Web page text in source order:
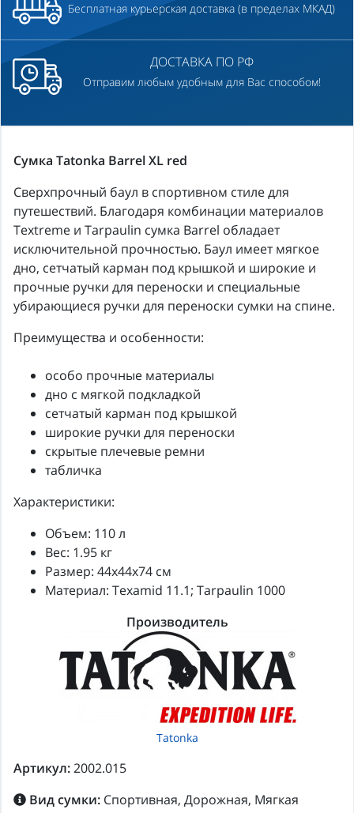
Бесплатная курьерская доставка (в пределах МКАД)
ДОСТАВКА ПО РФ
Отправим любым удобным для Вас способом!
Сумка Tatonka Barrel XL red
Сверхпрочный баул в спортивном стиле для
путешествий. Благодаря комбинации материалов
Textreme и Tarpaulin сумка Barrel обладает
исключительной прочностью. Баул имеет мягкое
дно, сетчатый карман под крышкой и широкие и
прочные ручки для переноски и специальные
убирающиеся ручки для переноски сумки на спине.
Преимущества и особенности:
особо прочные материалы
дно с мягкой подкладкой
сетчатый карман под крышкой
широкие ручки для переноски
скрытые плечевые ремни
табличка
Характеристики:
Объем: 110 л
Вес: 1.95 кг
Размер: 44х44х74 см
Материал: Texamid 11.1; Tarpaulin 1000
Производитель
Tatonka
Артикул:2002.015
Вид сумки: Спортивная, Дорожная, Мягкая